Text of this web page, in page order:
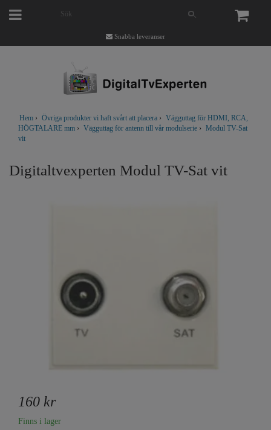
Snabba leveranser
Hem › Övriga produkter vi haft svårt att placera › Vägguttag för HDMI, RCA,
HÖGTALARE mm › Vägguttag för antenn till vår modulserie › Modul TV-Sat
vit
Digitaltvexperten Modul TV-Sat vit
160 kr
Finns i lager